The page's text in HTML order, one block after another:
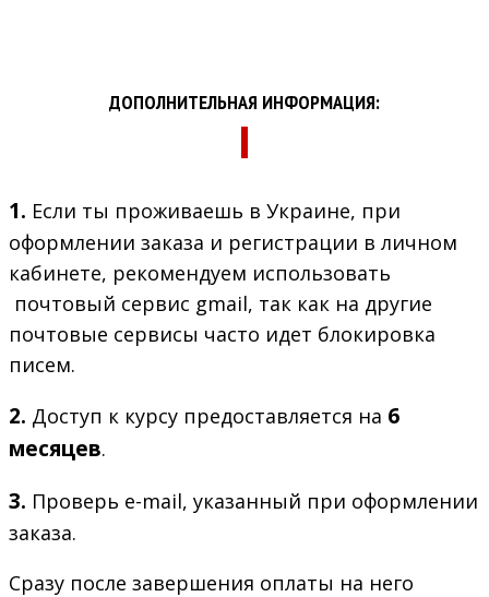
ДОПОЛНИТЕЛЬНАЯ ИНФОРМАЦИЯ:
1. Если ты проживаешь в Украине, при
оформлении заказа и регистрации в личном
кабинете, рекомендуем использовать
почтовый сервис gmail, так как на другие
почтовые сервисы часто идет блокировка
писем.
2. Доступ к курсу предоставляется на 6
месяцев.
3. Проверь e-mail, указанный при оформлении
заказа.
Сразу после завершения оплаты на него